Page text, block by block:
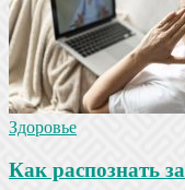
Здоровье
Как распознать